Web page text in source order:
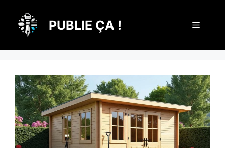
contenu
PUBLIE ÇA ! Menu